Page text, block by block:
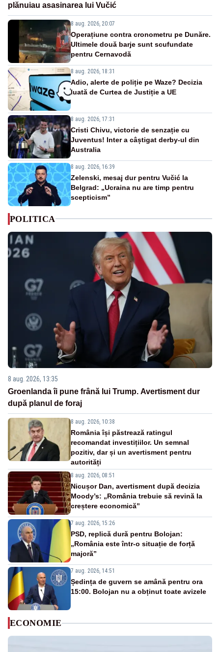
plănuiau asasinarea lui Vučić
8 aug. 2026, 20:07
Operațiune contra cronometru pe Dunăre.
Ultimele două barje sunt scufundate
pentru Cernavodă
8 aug. 2026, 18:31
Adio, alerte de poliție pe Waze? Decizia
luată de Curtea de Justiție a UE
8 aug. 2026, 17:31
Cristi Chivu, victorie de senzație cu
Juventus! Inter a câștigat derby-ul din
Australia
8 aug. 2026, 16:39
Zelenski, mesaj dur pentru Vučić la
Belgrad: „Ucraina nu are timp pentru
scepticism”
POLITICA
8 aug. 2026, 13:35
Groenlanda îi pune frână lui Trump. Avertisment dur
după planul de foraj
8 aug. 2026, 10:38
România își păstrează ratingul
recomandat investițiilor. Un semnal
pozitiv, dar și un avertisment pentru
autorități
8 aug. 2026, 08:51
Nicușor Dan, avertisment după decizia
Moody’s: „România trebuie să revină la
creștere economică”
7 aug. 2026, 15:26
PSD, replică dură pentru Bolojan:
„România este într-o situație de forță
majoră”
7 aug. 2026, 14:51
Ședința de guvern se amână pentru ora
15:00. Bolojan nu a obținut toate avizele
ECONOMIE